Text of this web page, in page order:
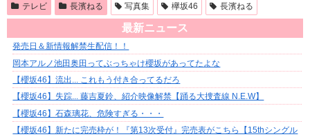
テレビ 長濱ねる 写真集 欅坂46 長濱ねる
最新ニュース
発売日＆新情報解禁生配信！！
岡本アルノ池田奥田ってぶっちゃけ櫻坂があってたよな
【櫻坂46】流出... これもう付き合ってるだろ
【櫻坂46】失踪... 藤吉夏鈴、紹介映像解禁【踊る大捜査線 N.E.W】
【櫻坂46】石森璃花、危険すぎる・・・
【櫻坂46】新たに完売枠が！『第13次受付』完売表がこちら【15thシングル